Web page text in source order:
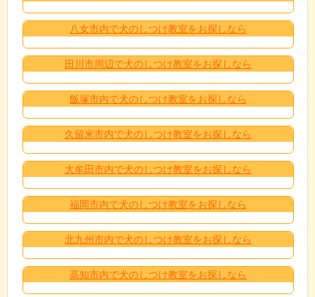
八女市内で犬のしつけ教室をお探しなら
田川市周辺で犬のしつけ教室をお探しなら
飯塚市内で犬のしつけ教室をお探しなら
久留米市内で犬のしつけ教室をお探しなら
大牟田市内で犬のしつけ教室をお探しなら
福岡市内で犬のしつけ教室をお探しなら
北九州市内で犬のしつけ教室をお探しなら
高知市内で犬のしつけ教室をお探しなら